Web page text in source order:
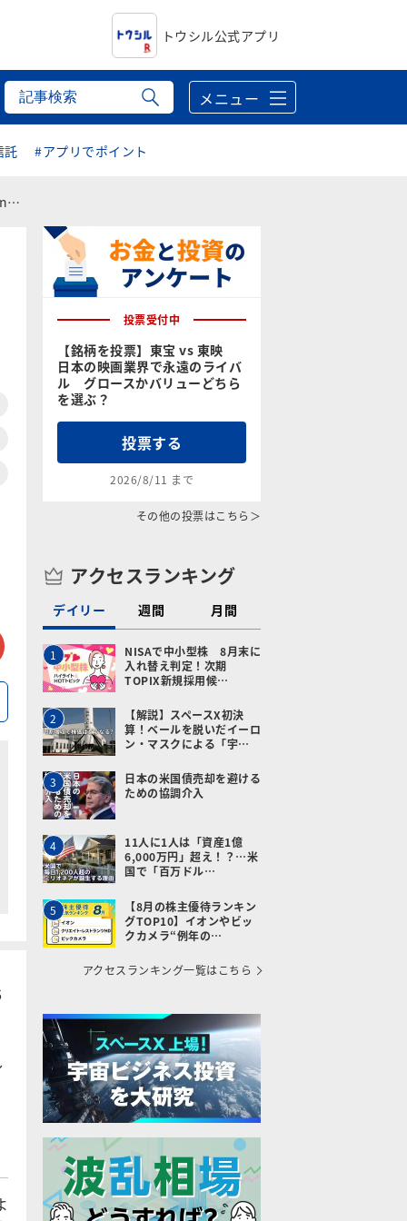
トウシル公式アプリ
メニュー
託 #アプリでポイント
メールで送る
投票受付中
【銘柄を投票】東宝 vs 東映
日本の映画業界で永遠のライバ
ル グロースかバリューどちら
を選ぶ？
投票する
2026/8/11 まで
その他の投票はこちら＞
アクセスランキング
デイリー 週間 月間
1
NISAで中小型株 8月末に
入れ替え判定！次期
TOPIX新規採用候…
2
【解説】スペースX初決
算！ベールを脱いだイーロ
ン・マスクによる「宇…
3
日本の米国債売却を避ける
ための協調介入
4
11人に1人は「資産1億
6,000万円」超え！？…米
国で「百万ドル…
5
【8月の株主優待ランキン
グTOP10】イオンやビッ
クカメラ“例年の…
アクセスランキング一覧はこちら